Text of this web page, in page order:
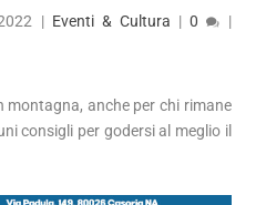
| Eventi & Cultura |0 |
montagna, anche per chi rimane
consigli per godersi al meglio il